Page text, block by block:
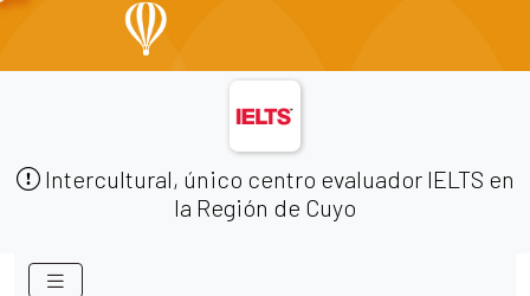
Intercultural, único centro evaluador IELTS en
la Región de Cuyo